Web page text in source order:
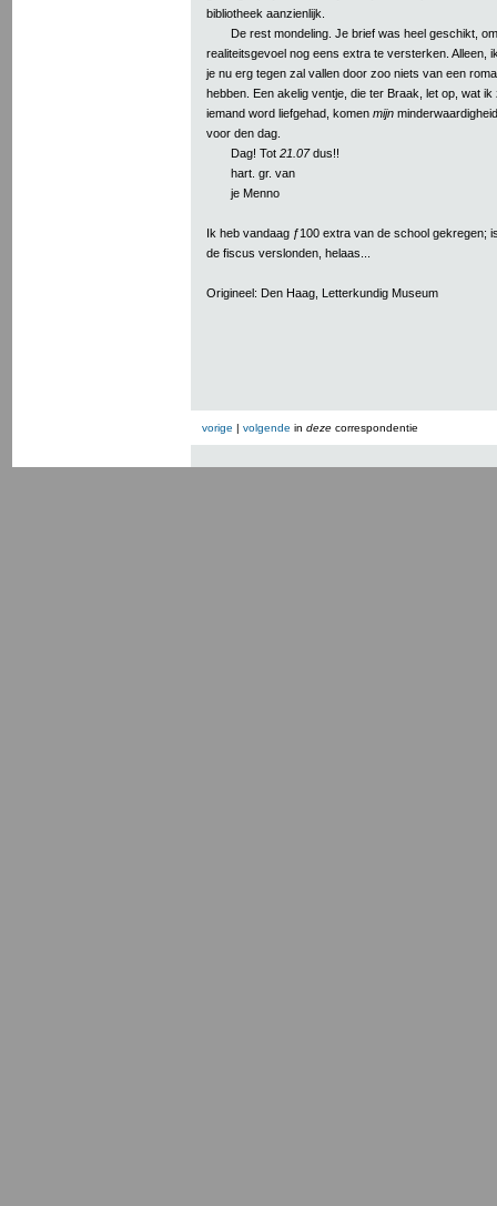
bibliotheek aanzienlijk.
De rest mondeling. Je brief was heel geschikt,
realiteitsgevoel nog eens extra te versterken. Alleen,
je nu erg tegen zal vallen door zoo niets van een
hebben. Een akelig ventje, die ter Braak, let op, wat ik
iemand word liefgehad, komen mijn
voor den dag.
Dag! Tot 21.07dus!!
hart. gr. van
je Menno
Ik heb vandaag ƒ100 extra van de school gekregen;
de fiscus verslonden, helaas...
Origineel: Den Haag, Letterkundig Museum
vorige | volgende in deze correspondentie